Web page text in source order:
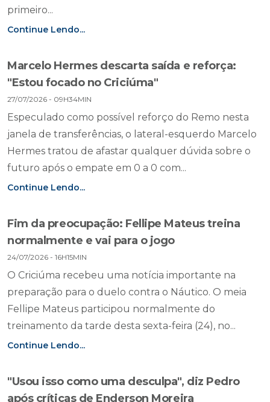
primeiro...
Continue Lendo...
Marcelo Hermes descarta saída e reforça:
"Estou focado no Criciúma"
27/07/2026 - 09H34MIN
Especulado como possível reforço do Remo nesta
janela de transferências, o lateral-esquerdo Marcelo
Hermes tratou de afastar qualquer dúvida sobre o
futuro após o empate em 0 a 0 com...
Continue Lendo...
Fim da preocupação: Fellipe Mateus treina
normalmente e vai para o jogo
24/07/2026 - 16H15MIN
O Criciúma recebeu uma notícia importante na
preparação para o duelo contra o Náutico. O meia
Fellipe Mateus participou normalmente do
treinamento da tarde desta sexta-feira (24), no...
Continue Lendo...
"Usou isso como uma desculpa", diz Pedro
após críticas de Enderson Moreira